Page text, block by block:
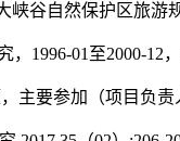
峡谷自然保护区旅游
， 1996-01 至2000-12，
主要参加（项目负责